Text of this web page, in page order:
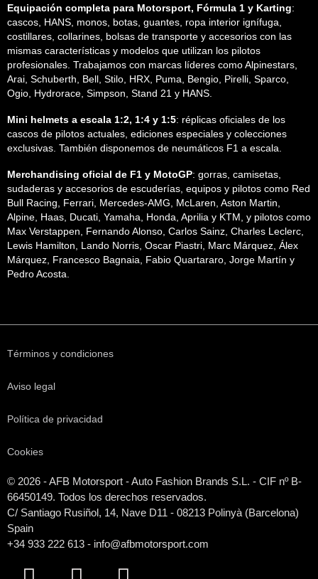
Equipación completa para Motorsport, Fórmula 1 y Karting:
cascos, HANS, monos, botas, guantes, ropa interior ignífuga,
costillares, collarines, bolsas de transporte y accesorios con las
mismas características y modelos que utilizan los pilotos
profesionales. Trabajamos con marcas líderes como Alpinestars,
Arai, Schuberth, Bell, Stilo, HRX, Puma, Bengio, Pirelli, Sparco,
Ogio, Hydrorace, Simpson, Stand 21 y HANS.
Mini helmets a escala 1:2, 1:4 y 1:5: réplicas oficiales de los
cascos de pilotos actuales, ediciones especiales y colecciones
exclusivas. También disponemos de neumáticos F1 a escala.
Merchandising oficial de F1 y MotoGP: gorras, camisetas,
sudaderas y accesorios de escuderías, equipos y pilotos como Red
Bull Racing, Ferrari, Mercedes-AMG, McLaren, Aston Martin,
Alpine, Haas, Ducati, Yamaha, Honda, Aprilia y KTM, y pilotos como
Max Verstappen, Fernando Alonso, Carlos Sainz, Charles Leclerc,
Lewis Hamilton, Lando Norris, Oscar Piastri, Marc Márquez, Álex
Márquez, Francesco Bagnaia, Fabio Quartararo, Jorge Martín y
Pedro Acosta.
Términos y condiciones
Aviso legal
Política de privacidad
Cookies
© 2026 - AFB Motorsport - Auto Fashion Brands S.L. - CIF nº B-
66450149. Todos los derechos reservados.
C/ Santiago Rusiñol, 14, Nave D11 - 08213 Polinyà (Barcelona)
Spain
+34 933 222 613 - info@afbmotorsport.com